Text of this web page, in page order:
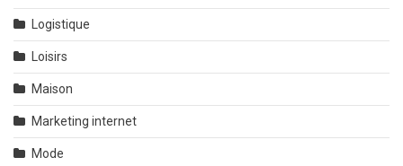
Logistique
Loisirs
Maison
Marketing internet
Mode